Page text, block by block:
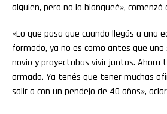
alguien, pero no lo blanqueé», comenzó
«Lo que pasa que cuando llegás a una
formado, ya no es como antes que
novio y proyectabas vivir juntos. Ahora
armada. Ya tenés que tener muchas
salir a con un pendejo de 40 años»,